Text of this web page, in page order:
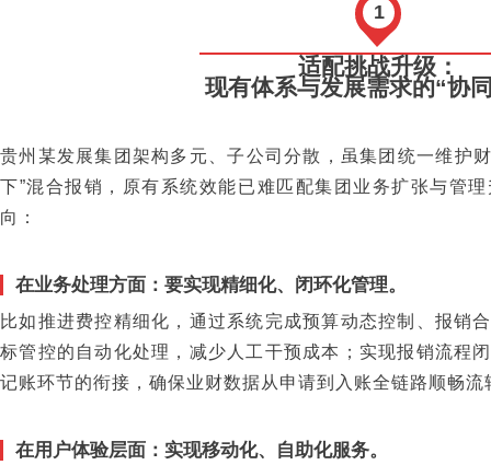
1
适配挑战升级：
现有体系与发展需求的“协
贵州某发展集团架构多元、子公司分散，虽集团统一维护
下”混合报销，原有系统效能已难匹配集团业务扩张与管
向：
在业务处理方面：要实现精细化、闭环化管理。
比如推进费控精细化，通过系统完成预算动态控制、报销
标管控的自动化处理，减少人工干预成本；实现报销流程
记账环节的衔接，确保业财数据从申请到入账全链路顺畅
在用户体验层面：实现移动化、自助化服务。